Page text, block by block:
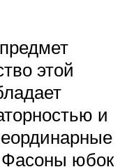
этой
и
Фасоны юбок